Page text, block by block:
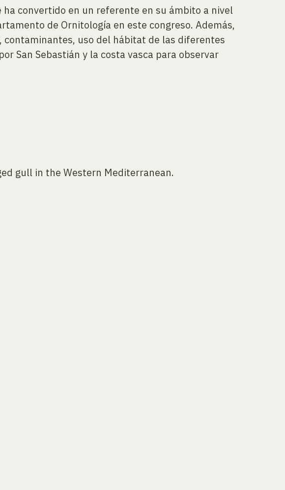
convertido en un referente en su ámbito a nivel
de Ornitología en este congreso. Además,
contaminantes, uso del hábitat de las diferentes
San Sebastián y la costa vasca para observar
gull in the Western Mediterranean.